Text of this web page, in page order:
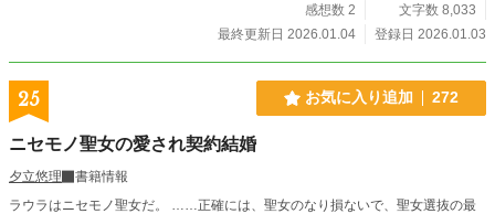
感想数 2
文字数 8,033
最終更新日 2026.01.04
登録日 2026.01.03
25 お気に入り追加 272
ニセモノ聖女の愛され契約結婚
夕立悠理
書籍情報
ラウラはニセモノ聖女だ。 ……正確には、聖女のなり損ないで、聖女選抜の最